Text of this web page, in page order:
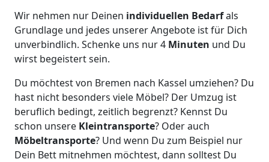
Wir nehmen nur Deinen individuellen Bedarfals
Grundlage und jedes unserer Angebote ist für Dich
unverbindlich. Schenke uns nur 4 Minuten und Du
wirst begeistert sein.
Du möchtest von Bremen nach Kassel umziehen? Du
hast nicht besonders viele Möbel? Der Umzug ist
beruflich bedingt, zeitlich begrenzt? Kennst Du
schon unsere Kleintransporte? Oder auch
Möbeltransporte? Und wenn Du zum Beispiel nur
Dein Bett mitnehmen möchtest, dann solltest Du